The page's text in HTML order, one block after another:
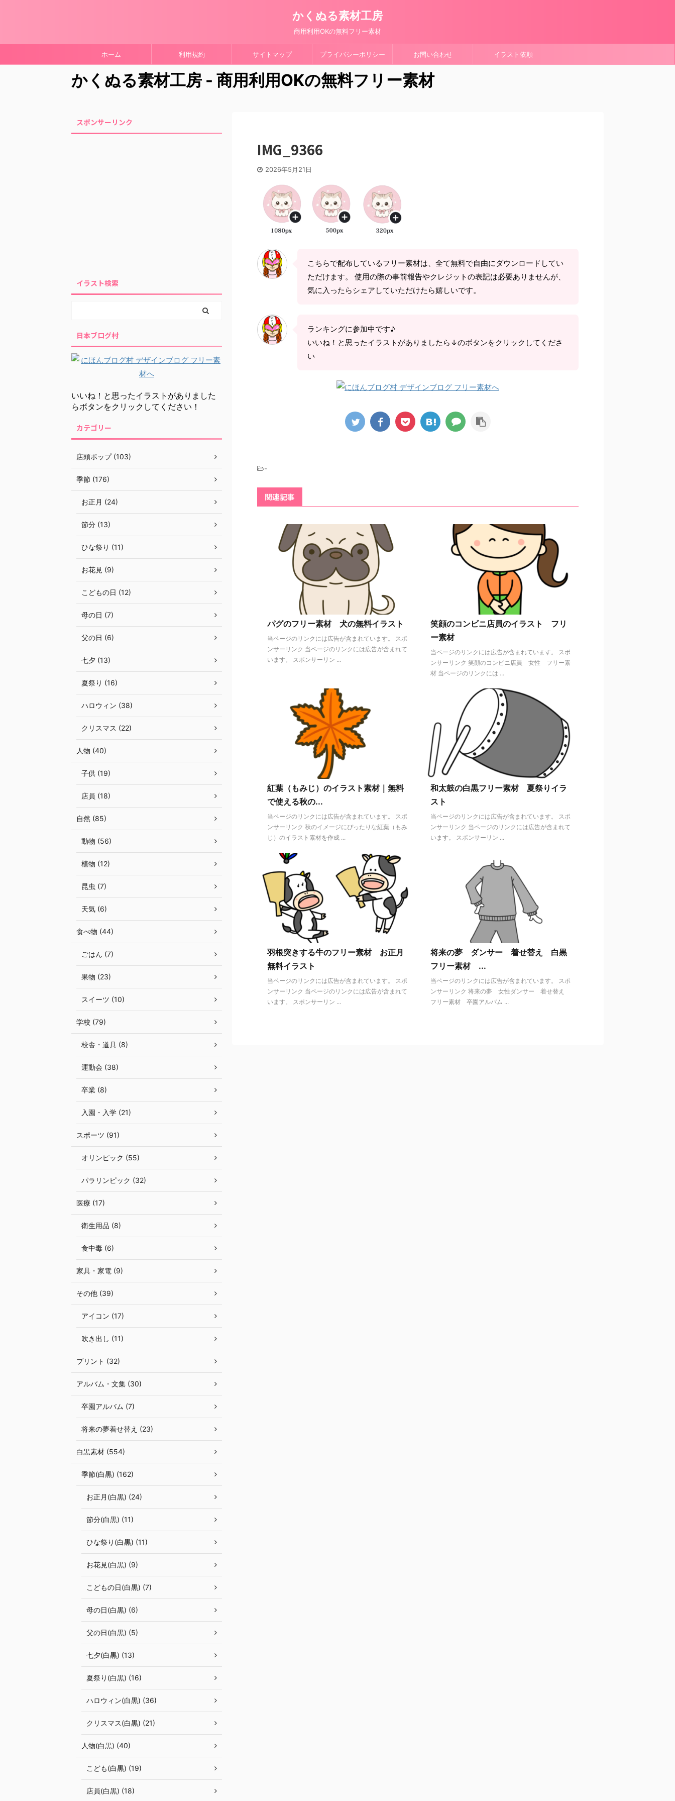
かくぬる素材工房
商用利用OKの無料フリー素材
ホーム 利用規約 サイトマップ プライバシーポリシー お問い合わせ イラスト依頼
かくぬる素材工房 - 商用利用OKの無料フリー素材
IMG_9366
2026年5月21日
こちらで配布しているフリー素材は、全て無料で自由にダウンロードしてい
ただけます。 使用の際の事前報告やクレジットの表記は必要ありませんが、
気に入ったらシェアしていただけたら嬉しいです。
ランキングに参加中です♪
いいね！と思ったイラストがありましたら↓のボタンをクリックしてくださ
い
-
関連記事
パグのフリー素材 犬の無料イラスト
当ページのリンクには広告が含まれています。 スポ
ンサーリンク 当ページのリンクには広告が含まれて
います。 スポンサーリン ...
笑顔のコンビニ店員のイラスト フリ
ー素材
当ページのリンクには広告が含まれています。 スポ
ンサーリンク 笑顔のコンビニ店員 女性 フリー素
材 当ページのリンクには ...
紅葉（もみじ）のイラスト素材｜無料
で使える秋の...
当ページのリンクには広告が含まれています。 スポ
ンサーリンク 秋のイメージにぴったりな紅葉（もみ
じ）のイラスト素材を作成 ...
和太鼓の白黒フリー素材 夏祭りイラ
スト
当ページのリンクには広告が含まれています。 スポ
ンサーリンク 当ページのリンクには広告が含まれて
います。 スポンサーリン ...
羽根突きする牛のフリー素材 お正月
無料イラスト
当ページのリンクには広告が含まれています。 スポ
ンサーリンク 当ページのリンクには広告が含まれて
います。 スポンサーリン ...
将来の夢 ダンサー 着せ替え 白黒
フリー素材 ...
当ページのリンクには広告が含まれています。 スポ
ンサーリンク 将来の夢 女性ダンサー 着せ替え
フリー素材 卒園アルバム ...
スポンサーリンク
イラスト検索
日本ブログ村
いいね！と思ったイラストがありました
らボタンをクリックしてください！
カテゴリー
店頭ポップ (103)
季節 (176)
お正月 (24)
節分 (13)
ひな祭り (11)
お花見 (9)
こどもの日 (12)
母の日 (7)
父の日 (6)
七夕 (13)
夏祭り (16)
ハロウィン (38)
クリスマス (22)
人物 (40)
子供 (19)
店員 (18)
自然 (85)
動物 (56)
植物 (12)
昆虫 (7)
天気 (6)
食べ物 (44)
ごはん (7)
果物 (23)
スイーツ (10)
学校 (79)
校舎・道具 (8)
運動会 (38)
卒業 (8)
入園・入学 (21)
スポーツ (91)
オリンピック (55)
パラリンピック (32)
医療 (17)
衛生用品 (8)
食中毒 (6)
家具・家電 (9)
その他 (39)
アイコン (17)
吹き出し (11)
プリント (32)
アルバム・文集 (30)
卒園アルバム (7)
将来の夢着せ替え (23)
白黒素材 (554)
季節(白黒) (162)
お正月(白黒) (24)
節分(白黒) (11)
ひな祭り(白黒) (11)
お花見(白黒) (9)
こどもの日(白黒) (7)
母の日(白黒) (6)
父の日(白黒) (5)
七夕(白黒) (13)
夏祭り(白黒) (16)
ハロウィン(白黒) (36)
クリスマス(白黒) (21)
人物(白黒) (40)
こども(白黒) (19)
店員(白黒) (18)